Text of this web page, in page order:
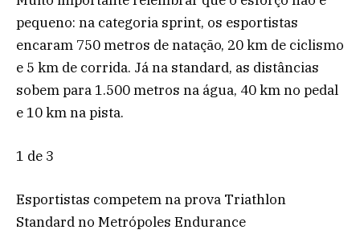
pequeno: na categoria sprint, os esportistas
encaram 750 metros de natação, 20 km de ciclismo
e 5 km de corrida. Já na standard, as distâncias
sobem para 1.500 metros na água, 40 km no pedal
e 10 km na pista.
1 de 3
Esportistas competem na prova Triathlon
Standard no Metrópoles Endurance